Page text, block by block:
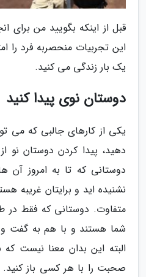
قبل از اینکه بگویید من برای
این تجربیات منحصربه فرد را
یک بار زندگی می کنید.
دوستان نوی پیدا کنید
یکی از کارهای جالبی که می
دهید، پیدا کردن دوستان نو
دوستانی که تا به امروز آن
نشنیده اید و برایتان غریبه
متفاوت. دوستانی که فقط در
شما هستند و با هم به گفت
البته این بدان معنا نیست
صحبت را با هر کسی باز کنید.